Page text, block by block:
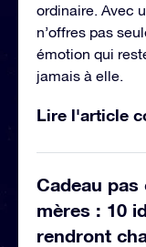
ordinaire. Avec
n’offres pas
émotion qui
jamais à elle.
Lire l'article
Cadeau
mères : 10
rendront